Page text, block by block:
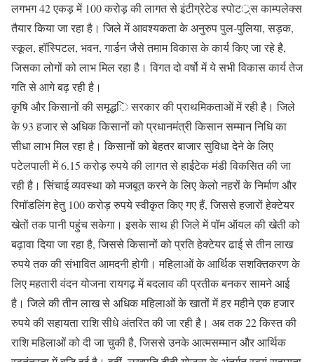
लगभग 42 एकड़ में 100 करोड़ की लागत से इंटीग्रेटेड स्पोटर््स काम्पलेक्स
तैयार किया जा रहा है। जिले में आवश्यकता के अनुरुप पुल-पुलिया, सड़क,
स्कूल, हॉस्पिटल, भवन, गार्डन जैसे तमाम विकास के कार्य किए जा रहे है,
जिसका लोगों को लाभ मिल रहा है। विगत दो वर्षो में ये सभी विकास कार्य तेज
गति से आगे बढ़ रही है।
कृषि और किसानों की समृद्धि सरकार की प्राथमिकताओं में रही है। जिले
के 93 हजार से अधिक किसानों को प्रधानमंत्री किसान सम्मान निधि का
सीधा लाभ मिल रहा है। किसानों को बेहतर बाजार सुविधा देने के लिए
पटेलपाली में 6.15 करोड़ रुपये की लागत से हाईटेक मंडी विकसित की जा
रही है। सिंचाई व्यवस्था को मजबूत करने के लिए केलो नहरों के निर्माण और
रिमॉडलिंग हेतु 100 करोड़ रुपये स्वीकृत किए गए हैं, जिससे हजारों हेक्टेयर
खेतों तक पानी पहुंच सकेगा। इसके साथ ही जिले में पॉम ऑयल की खेती को
बढ़ावा दिया जा रहा है, जिससे किसानों को प्रति हेक्टेयर ढाई से तीन लाख
रुपये तक की संभावित आमदनी होगी। महिलाओं के आर्थिक सशक्तिकरण के
लिए महतारी वंदन योजना रायगढ़ में बदलाव की प्रतीक बनकर सामने आई
है। जिले की तीन लाख से अधिक महिलाओं के खातों में हर महीने एक हजार
रुपये की सहायता राशि सीधे अंतरित की जा रही है। अब तक 22 किस्त की
राशि महिलाओं को दी जा चुकी है, जिससे उनके आत्मसम्मान और आर्थिक